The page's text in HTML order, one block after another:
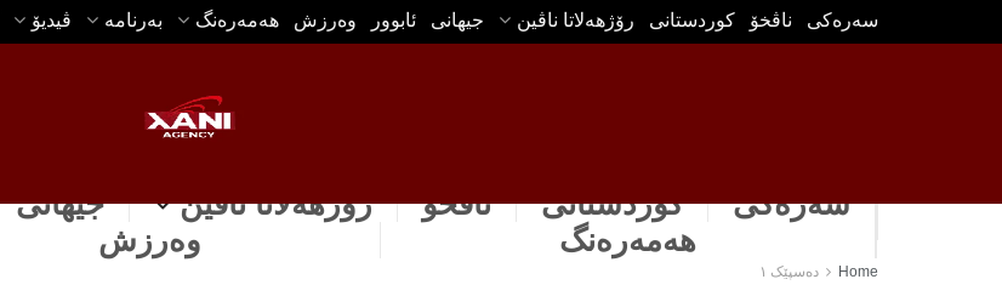
سه‌ره‌كی ناڤخۆ كوردستانى رۆژهه‌لاتا ناڤین جیهانی ئابوور وه‌رزش هه‌مه‌ره‌نگ بەرنامە ڤیدیۆ
سەرەکی كوردستانى ناڤخۆ رۆژهه‌لاتا ناڤین جیهانی
هه‌مه‌ره‌نگ
وه‌رزش
Home دەسپێک ١